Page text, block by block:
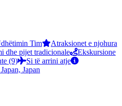
Tim
Atraksionet e njohura
dhe pijet tradicionale
Ekskursione
(9)
Si të arrini atje
Japan